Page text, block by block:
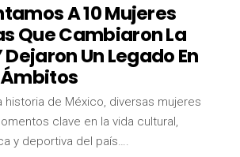
A 10 Mujeres
Que Cambiaron La
Un Legado En
historia de México, diversas mujeres
clave en la vida cultural,
y deportiva del país….